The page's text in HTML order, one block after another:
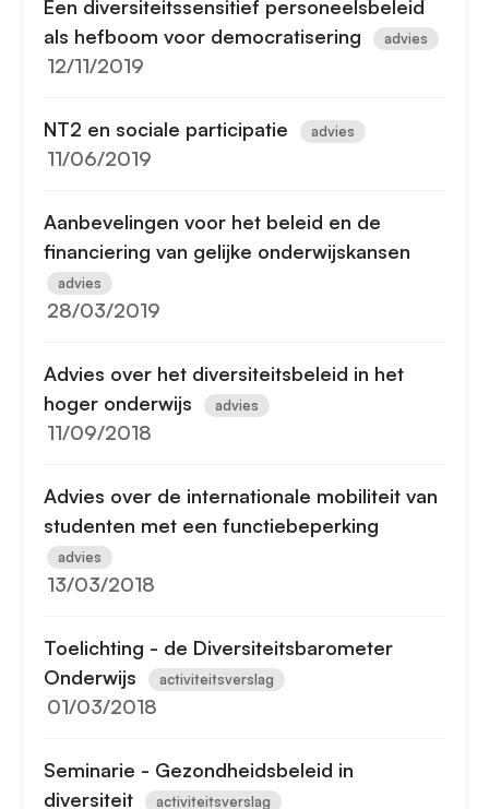
Een diversiteitssensitief personeelsbeleid
als hefboom voor democratisering
advies
12/11/2019
NT2 en sociale participatie advies
11/06/2019
Aanbevelingen voor het beleid en de
financiering van gelijke onderwijskansen
advies
28/03/2019
Advies over het diversiteitsbeleid in het
hoger onderwijs
advies
11/09/2018
Advies over de internationale mobiliteit van
studenten met een functiebeperking
advies
13/03/2018
Toelichting - de Diversiteitsbarometer
Onderwijs
activiteitsverslag
01/03/2018
Seminarie - Gezondheidsbeleid in
diversiteit
activiteitsverslag